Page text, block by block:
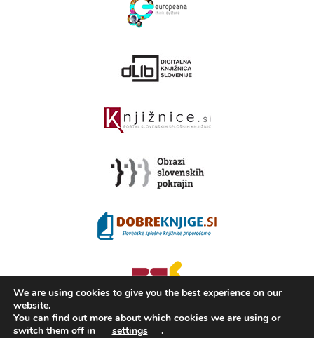
2008 - 2026 ©KAMRA, Production: TrueCAD d.o.o.
We are using cookies to give you the best experience on our
website.
You can find out more about which cookies we are using or
switch them off in
settings .